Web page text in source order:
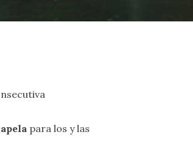
para los y las